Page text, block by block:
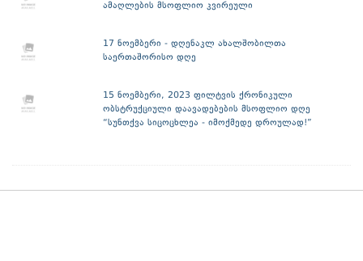
ამაღლების მსოფლიო კვირეული
17 ნოემბერი - დღენაკლ ახალშობილთა
საერთაშორისო დღე
15 ნოემბერი, 2023 ფილტვის ქრონიკული
ობსტრუქციული დაავადებების მსოფლიო დღე
“სუნთქვა სიცოცხლეა - იმოქმედე დროულად!”